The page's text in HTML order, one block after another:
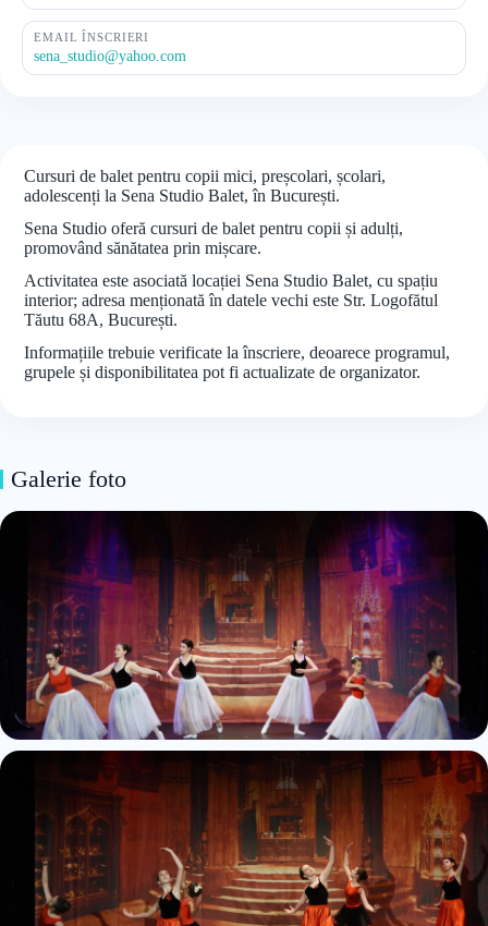
EMAIL ÎNSCRIERI
sena_studio@yahoo.com
Cursuri de balet pentru copii mici, preșcolari, școlari,
adolescenți la Sena Studio Balet, în București.
Sena Studio oferă cursuri de balet pentru copii și adulți,
promovând sănătatea prin mișcare.
Activitatea este asociată locației Sena Studio Balet, cu spațiu
interior; adresa menționată în datele vechi este Str. Logofătul
Tăutu 68A, București.
Informațiile trebuie verificate la înscriere, deoarece programul,
grupele și disponibilitatea pot fi actualizate de organizator.
Galerie foto